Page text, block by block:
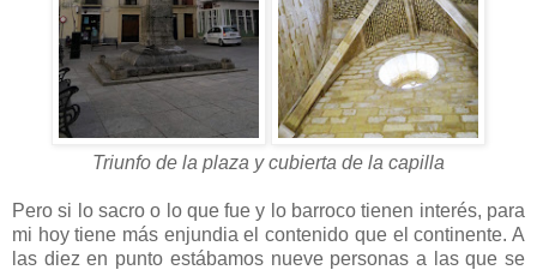
Triunfo de la plaza y cubierta de la capilla
Pero si lo sacro o lo que fue y lo barroco tienen interés, para
mi hoy tiene más enjundia el contenido que el continente. A
las diez en punto estábamos nueve personas a las que se